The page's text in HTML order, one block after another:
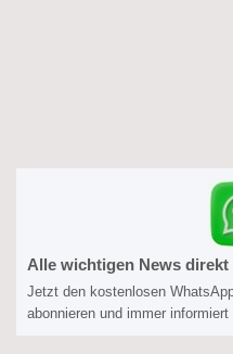
Alle wichtigen News direkt
Jetzt den kostenlosen
abonnieren und immer informiert